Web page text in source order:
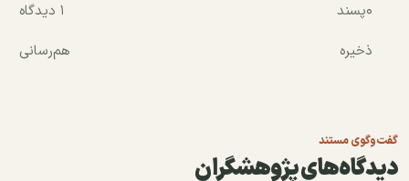
۰پسند
۱ دیدگاه
ذخیره
هم‌رسانی
گفت‌وگوی مستند
دیدگاه‌های پژوهشگران